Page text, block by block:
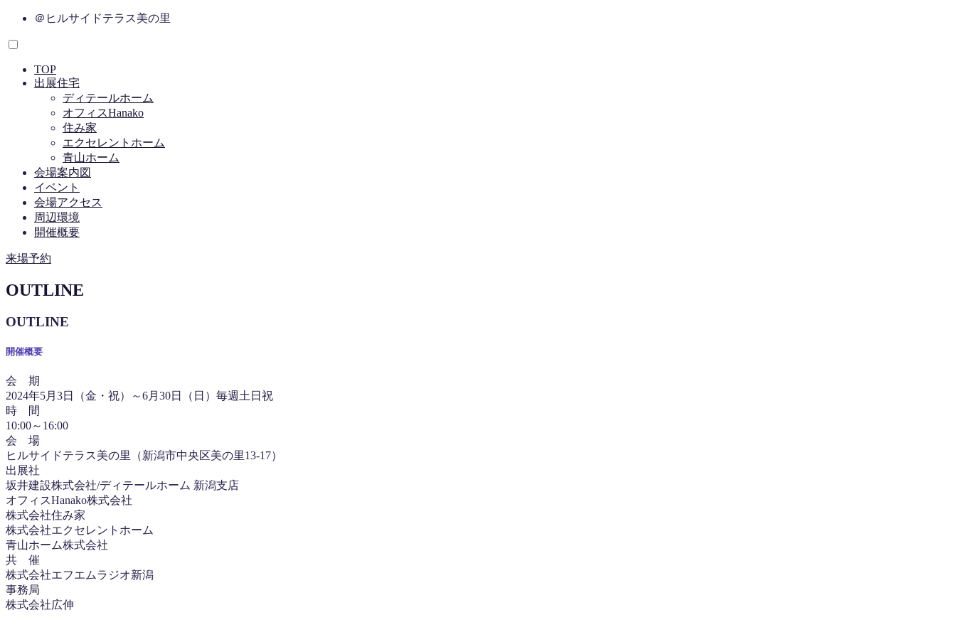
テ
＠ヒルサイドテラス美の里
TOP
出展住宅
ディテールホーム
オフィスHanako
住み家
エクセレントホーム
青山ホーム
会場案内図
イベント
会場アクセス
周辺環境
開催概要
来場予約
OUTLINE
OUTLINE
開催概要
会 期
2024年5月3日（金・祝）～6月30日（日）毎週土日祝
時 間
10:00～16:00
会 場
ヒルサイドテラス美の里（新潟市中央区美の里13-17）
出展社
坂井建設株式会社/ディテールホーム 新潟支店
オフィスHanako株式会社
株式会社住み家
株式会社エクセレントホーム
青山ホーム株式会社
共 催
株式会社エフエムラジオ新潟
事務局
株式会社広伸